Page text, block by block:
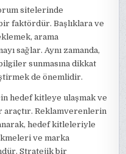
sitelerinde
faktördür. Başlıklara ve
arama
sağlar. Aynı zamanda,
sunmasına dikkat
de önemlidir.
hedef kitleye ulaşmak ve
araçtır. Reklamverenlerin
hedef kitleleriyle
ve marka
Stratejik bir